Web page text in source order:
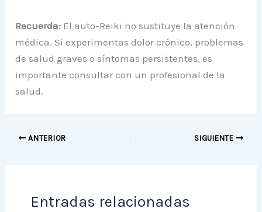
Recuerda: El auto-Reiki no sustituye la atención
médica. Si experimentas dolor crónico, problemas
de salud graves o síntomas persistentes, es
importante consultar con un profesional de la
salud.
ANTERIOR SIGUIENTE
Entradas relacionadas